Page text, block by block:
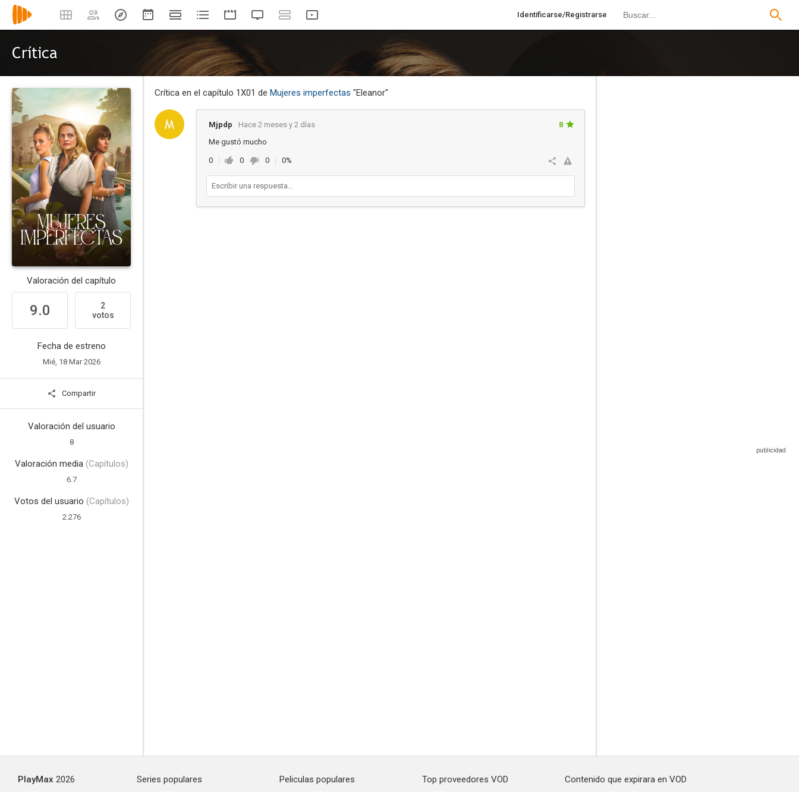
Identificarse/Registrarse
Crítica
Valoración del capítulo
9.0
2
votos
Fecha de estreno
Mié, 18 Mar 2026
Compartir
Valoración del usuario
8
Valoración media (Capítulos)
6.7
Votos del usuario (Capítulos)
2.276
Crítica en el capítulo 1X01 de Mujeres imperfectas "Eleanor"
Mjpdp Hace 2 meses y 2 días
8
Me gustó mucho
0 0 0 0%
PlayMax 2026
Series populares
Peliculas populares
Top proveedores VOD
Contenido que expirara en VOD